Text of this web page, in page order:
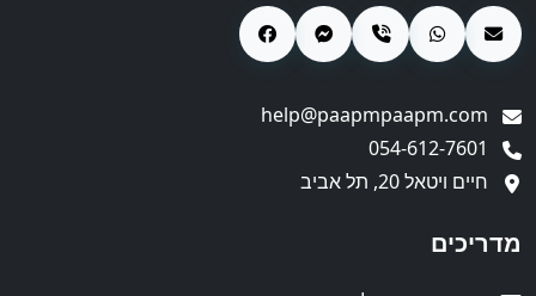
חיים ויטאל 20, תל אביב
מדריכים